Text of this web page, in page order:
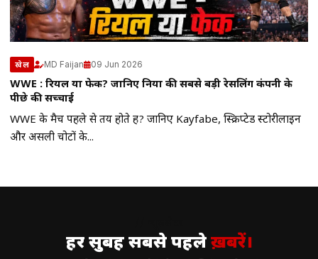
खेल MD Faijan 09 Jun 2026
WWE : रियल या फेक? जानिए दुनिया की सबसे बड़ी रेसलिंग कंपनी के
पीछे की सच्चाई
WWE के मैच पहले से तय होते हैं? जानिए Kayfabe, स्क्रिप्टेड स्टोरीलाइन
और असली चोटों के...
हर सुबह सबसे पहलेख़बरें।